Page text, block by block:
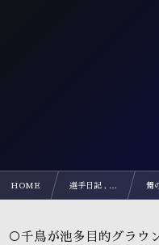
HOME 選手日記 , … 舞
○千鳥が池多目的グラウ